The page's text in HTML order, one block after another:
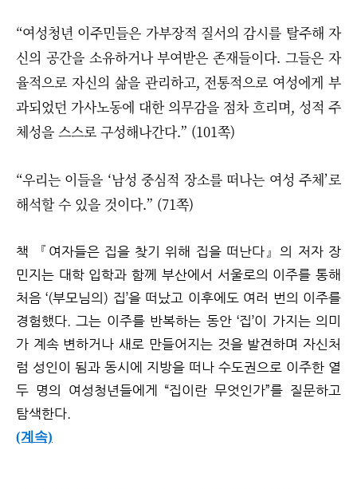
“여성청년 이주민들은 가부장적 질서의 감시를 탈주해 자
신의 공간을 소유하거나 부여받은 존재들이다. 그들은 자
율적으로 자신의 삶을 관리하고, 전통적으로 여성에게 부
과되었던 가사노동에 대한 의무감을 점차 흐리며, 성적 주
체성을 스스로 구성해나간다.” (101쪽)
“우리는 이들을 ‘남성 중심적 장소를 떠나는 여성 주체’로
해석할 수 있을 것이다.” (71쪽)
책 『여자들은 집을 찾기 위해 집을 떠난다』의 저자 장
민지는 대학 입학과 함께 부산에서 서울로의 이주를 통해
처음 ‘(부모님의) 집’을 떠났고 이후에도 여러 번의 이주를
경험했다. 그는 이주를 반복하는 동안 ‘집’이 가지는 의미
가 계속 변하거나 새로 만들어지는 것을 발견하며 자신처
럼 성인이 됨과 동시에 지방을 떠나 수도권으로 이주한 열
두 명의 여성청년들에게 “집이란 무엇인가”를 질문하고
탐색한다.
(계속)